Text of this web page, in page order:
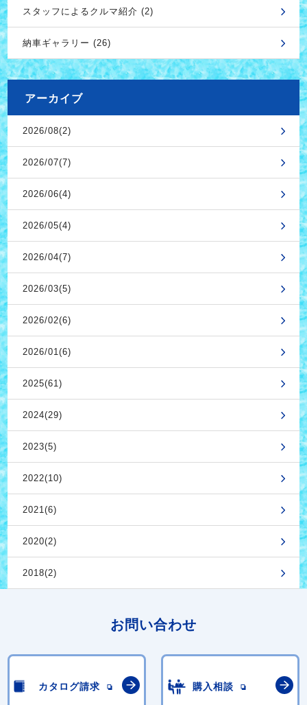
スタッフによるクルマ紹介 (2)
納車ギャラリー (26)
アーカイブ
2026/08(2)
2026/07(7)
2026/06(4)
2026/05(4)
2026/04(7)
2026/03(5)
2026/02(6)
2026/01(6)
2025(61)
2024(29)
2023(5)
2022(10)
2021(6)
2020(2)
2018(2)
お問い合わせ
カタログ請求 購入相談